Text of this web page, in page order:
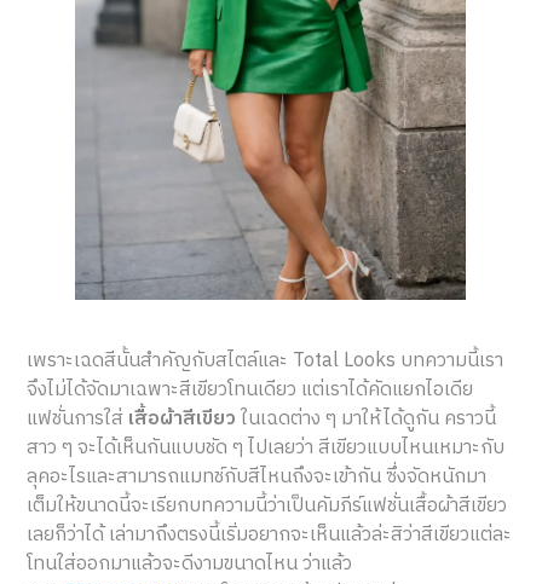
เพราะเฉดสีนั้นสำคัญกับสไตล์และ Total Looks บทความนี้เรา
จึงไม่ได้จัดมาเฉพาะสีเขียวโทนเดียว แต่เราได้คัดแยกไอเดีย
แฟชั่นการใส่เสื้อผ้าสีเขียวในเฉดต่าง ๆ มาให้ได้ดูกัน คราวนี้
สาว ๆ จะได้เห็นกันแบบชัด ๆ ไปเลยว่า สีเขียวแบบไหนเหมาะกับ
ลุคอะไรและสามารถแมทช์กับสีไหนถึงจะเข้ากัน ซึ่งจัดหนักมา
เต็มให้ขนาดนี้จะเรียกบทความนี้ว่าเป็นคัมภีร์แฟชั่นเสื้อผ้าสีเขียว
เลยก็ว่าได้ เล่ามาถึงตรงนี้เริ่มอยากจะเห็นแล้วล่ะสิว่าสีเขียวแต่ละ
โทนใส่ออกมาแล้วจะดีงามขนาดไหน ว่าแล้ว